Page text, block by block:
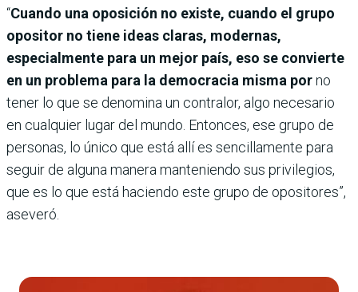
“Cuando una oposición no existe, cuando el grupo
opositor no tiene ideas claras, modernas,
especialmente para un mejor país, eso se convierte
en un problema para la democracia misma porno
tener lo que se denomina un contralor, algo necesario
en cualquier lugar del mundo. Entonces, ese grupo de
personas, lo único que está allí es sencillamente para
seguir de alguna manera manteniendo sus privilegios,
que es lo que está haciendo este grupo de opositores”,
aseveró.